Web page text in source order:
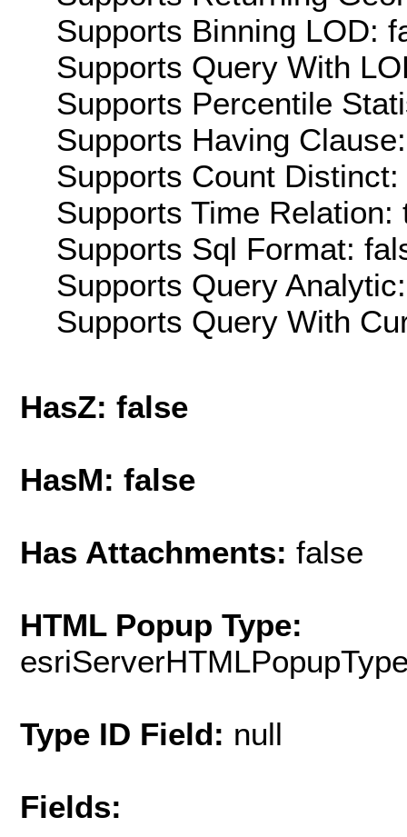
Supports Binning LOD:
Supports Query With
Supports Percentile
Supports Having
Supports Count Distinct:
Supports Time Relation:
Supports Sql Format:
Supports Query
Supports Query With
HasZ: false
HasM: false
Has Attachments: false
HTML Popup Type:
Type ID Field: null
Fields: